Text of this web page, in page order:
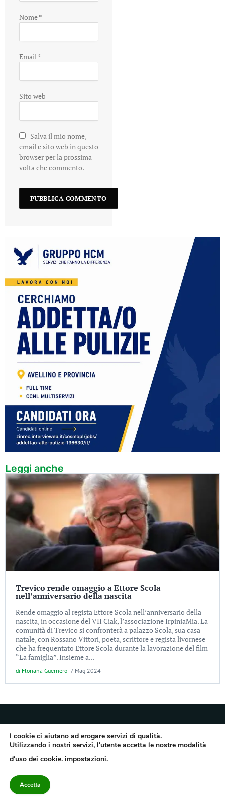
Nome*
Email*
Sito web
Salva il mio nome,
email e sito web in questo
browser per la prossima
volta che commento.
Leggi anche
Trevico rende omaggio a Ettore Scola
nell’anniversario della nascita
Rende omaggio al regista Ettore Scola nell’anniversario della
nascita, in occasione del VII Ciak, l’associazione IrpiniaMia. La
comunità di Trevico si confronterà a palazzo Scola, sua casa
natale, con Rossano Vittori, poeta, scrittore e regista livornese
che ha frequentato Ettore Scola durante la lavorazione del film
“La famiglia”. Insieme a...
di Floriana Guerriero-7 Mag 2024
Quotidiano dell’Irpinia, a diffusione regionale. Reg. Trib. di Avellino n.7/12 del
10/9/2012. Iscritto nel Registro Operatori di Comunicazione al n.7671
Avellino – Cap.Soc. 20.000 € – REA 187346 – PI/CF. Reg. naz. stampa 10218/99
I cookie ci aiutano ad erogare servizi di qualità.
Utilizzando i nostri servizi, l'utente accetta le nostre modalità
d'uso dei cookie. impostazioni.
Accetta